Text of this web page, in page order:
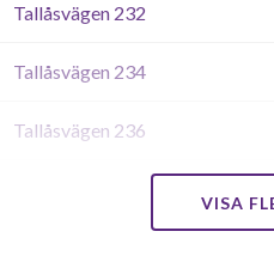
Tallåsvägen 232
Tallåsvägen 234
Tallåsvägen 236
VISA